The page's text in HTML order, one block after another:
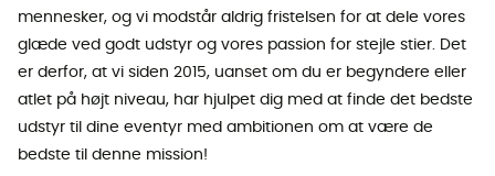
mennesker, og vi modstår aldrig fristelsen for at dele vores
glæde ved godt udstyr og vores passion for stejle stier. Det
er derfor, at vi siden 2015, uanset om du er begyndere eller
atlet på højt niveau, har hjulpet dig med at finde det bedste
udstyr til dine eventyr med ambitionen om at være de
bedste til denne mission!